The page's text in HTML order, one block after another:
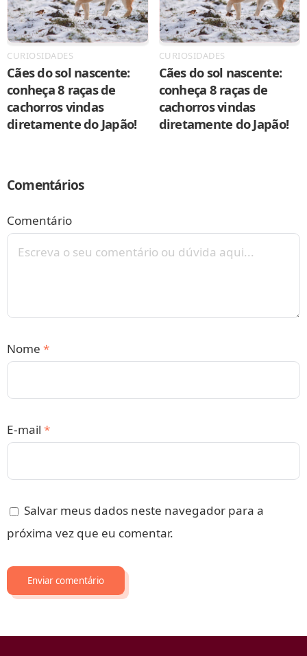
CURIOSIDADES
Cães do sol nascente:
conheça 8 raças de
cachorros vindas
diretamente do Japão!
CURIOSIDADES
Cães do sol nascente:
conheça 8 raças de
cachorros vindas
diretamente do Japão!
Comentários
Comentário
Nome *
E-mail *
Salvar meus dados neste navegador para a
próxima vez que eu comentar.